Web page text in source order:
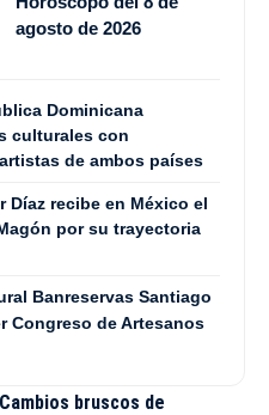
agosto de 2026
Dominicana
culturales con
de ambos países
Díaz recibe en México el
por su trayectoria
Banreservas Santiago
Congreso de Artesanos
bruscos de